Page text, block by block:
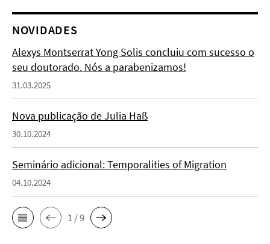
NOVIDADES
Alexys Montserrat Yong Solis concluiu com sucesso o
seu doutorado. Nós a parabenizamos!
31.03.2025
Nova publicação de Julia Haß
30.10.2024
Seminário adicional: Temporalities of Migration
04.10.2024
1 / 9